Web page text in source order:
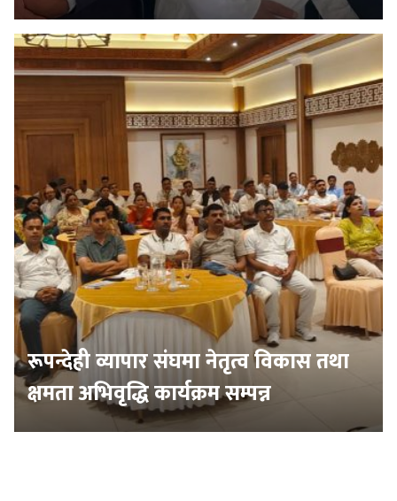
रूपन्देही व्यापार संघमा नेतृत्व विकास तथा
क्षमता अभिवृद्धि कार्यक्रम सम्पन्न